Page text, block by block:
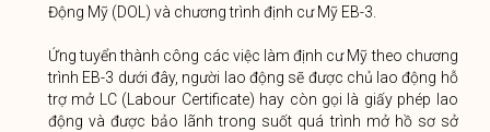
Động Mỹ (DOL) và chương trình định cư Mỹ EB-3.
Ứng tuyển thành công các việc làm định cư Mỹ theo chương
trình EB-3 dưới đây, người lao động sẽ được chủ lao động hỗ
trợ mở LC (Labour Certificate) hay còn gọi là giấy phép lao
động và được bảo lãnh trong suốt quá trình mở hồ sơ sở